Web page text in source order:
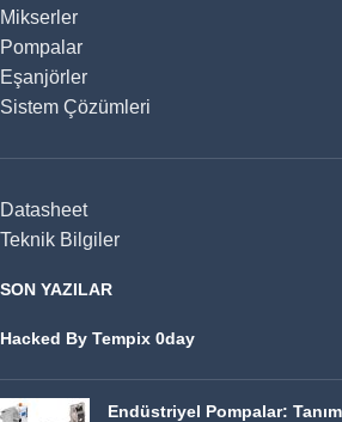
Mikserler
Pompalar
Eşanjörler
Sistem Çözümleri
Datasheet
Teknik Bilgiler
SON YAZILAR
Hacked By Tempix 0day
Endüstriyel Pompalar: